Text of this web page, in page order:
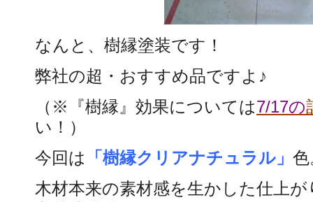
なんと、樹縁塗装です！
弊社の超・おすすめ品ですよ♪
（※『樹縁』効果については7/17の
い！）
今回は
「樹縁クリアナチュラル」 色
木材本来の素材感を生かした仕上